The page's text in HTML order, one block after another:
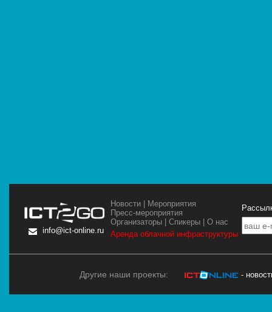
info@ict-online.ru
Новости
Мероприятия
Пресс-мероприятия
Организаторы |Спикеры |О нас
Аренда облачной инфраструктуры
Другие наши проекты: -